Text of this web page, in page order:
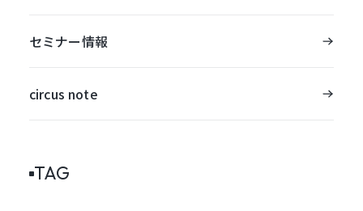
セミナー情報
circus note
TAG